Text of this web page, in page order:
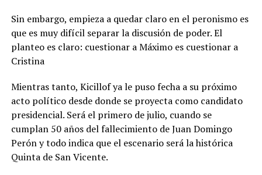
Sin embargo, empieza a quedar claro en el peronismo es
que es muy difícil separar la discusión de poder. El
planteo es claro: cuestionar a Máximo es cuestionar a
Cristina
Mientras tanto, Kicillof ya le puso fecha a su próximo
acto político desde donde se proyecta como candidato
presidencial. Será el primero de julio, cuando se
cumplan 50 años del fallecimiento de Juan Domingo
Perón y todo indica que el escenario será la histórica
Quinta de San Vicente.